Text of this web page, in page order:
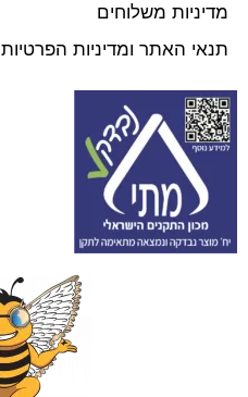
מדיניות משלוחים
תנאי האתר ומדיניות הפרטיות